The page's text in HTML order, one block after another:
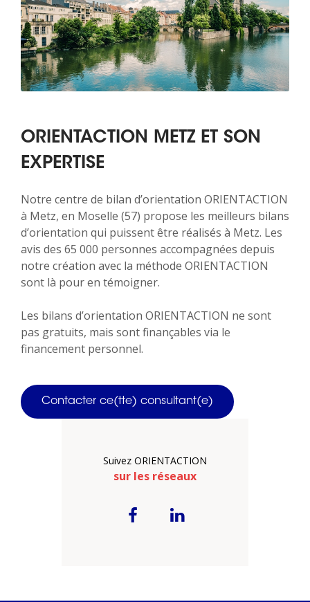
ORIENTACTION METZ ET SON
EXPERTISE
Notre centre de bilan d’orientation ORIENTACTION
à Metz, en Moselle (57) propose les meilleurs bilans
d’orientation qui puissent être réalisés à Metz. Les
avis des 65 000 personnes accompagnées depuis
notre création avec la méthode ORIENTACTION
sont là pour en témoigner.
Les bilans d’orientation ORIENTACTION ne sont
pas gratuits, mais sont finançables via le
financement personnel.
Contacter ce(tte) consultant(e)
Suivez ORIENTACTION
sur les réseaux